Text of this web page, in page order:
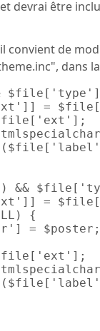
devrai être
convient de
dans
=
&&
=
{
= $poster;